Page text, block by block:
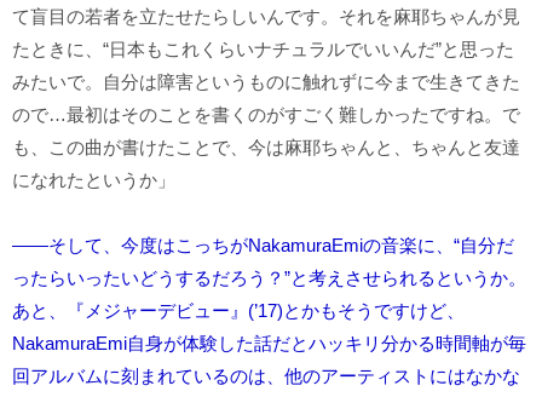
て盲目の若者を立たせたらしいんです。それを麻耶ちゃんが見
たときに、“日本もこれくらいナチュラルでいいんだ”と思った
みたいで。自分は障害というものに触れずに今まで生きてきた
ので…最初はそのことを書くのがすごく難しかったですね。で
も、この曲が書けたことで、今は麻耶ちゃんと、ちゃんと友達
になれたというか」
――そして、今度はこっちがNakamuraEmiの音楽に、“自分だ
ったらいったいどうするだろう？”と考えさせられるというか。
あと、『メジャーデビュー』(’17)とかもそうですけど、
NakamuraEmi自身が体験した話だとハッキリ分かる時間軸が毎
回アルバムに刻まれているのは、他のアーティストにはなかな